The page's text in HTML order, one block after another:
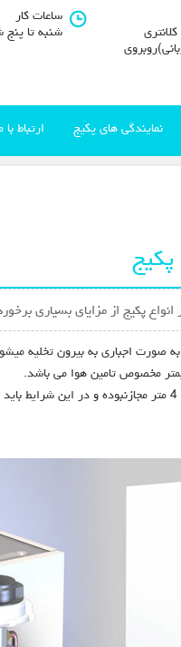
ساعات کار
شنبه تا پنج
نمایندگی های پکیج ارتباط با
پکیج از مزایای بسیاری
اجباری به بیرون تخلیه
باتوجه به مارک های مختلف پکیج، معمولا به کارگیری این